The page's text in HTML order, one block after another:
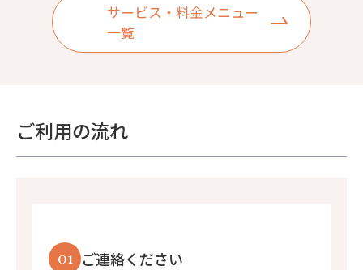
サービス・料金メニュー
一覧
ご利用の流れ
01 ご連絡ください